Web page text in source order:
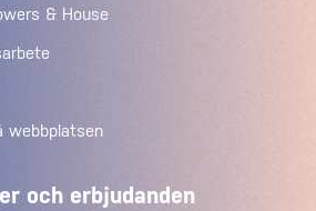
& House
webbplatsen
och erbjudanden